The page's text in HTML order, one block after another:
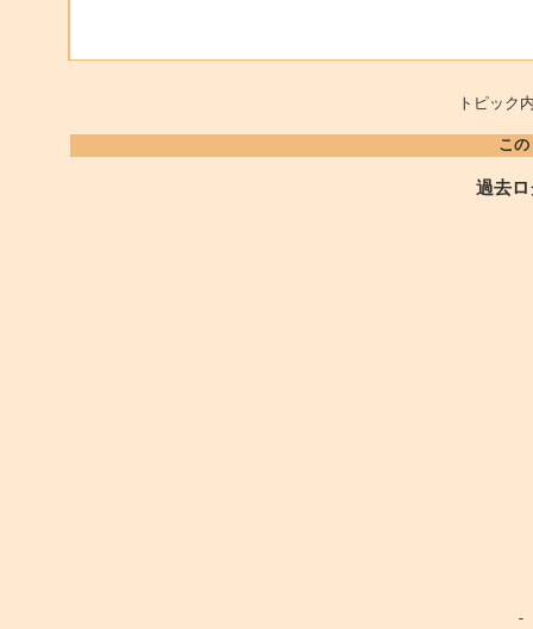
トピッ
こ
過去